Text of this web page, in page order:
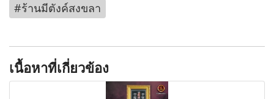
#ร้านมีตังค์สงขลา
เนื้อหาที่เกี่ยวข้อง